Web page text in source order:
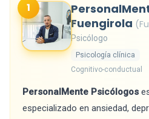
1
Fuengirola
Psicólogo
Psicología clínica
Cognitivo-conductual
PersonalMente Psicólogos
especializado en ansiedad,